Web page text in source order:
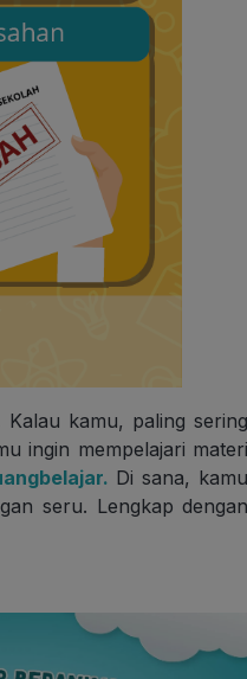
Kalau kamu, paling sering
ingin mempelajari materi
Di sana, kamu
seru. Lengkap dengan